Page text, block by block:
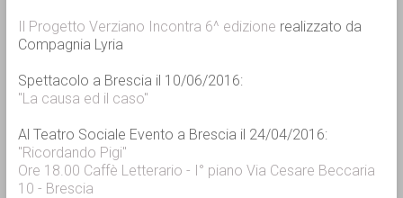
Il Progetto Verziano Incontra 6^ edizione realizzato da
Compagnia Lyria
Spettacolo a Brescia il 10/06/2016:
"La causa ed il caso"
Al Teatro Sociale Evento a Brescia il 24/04/2016:
"Ricordando Pigi"
Ore 18.00 Caffè Letterario - I° piano Via Cesare Beccaria
10 - Brescia